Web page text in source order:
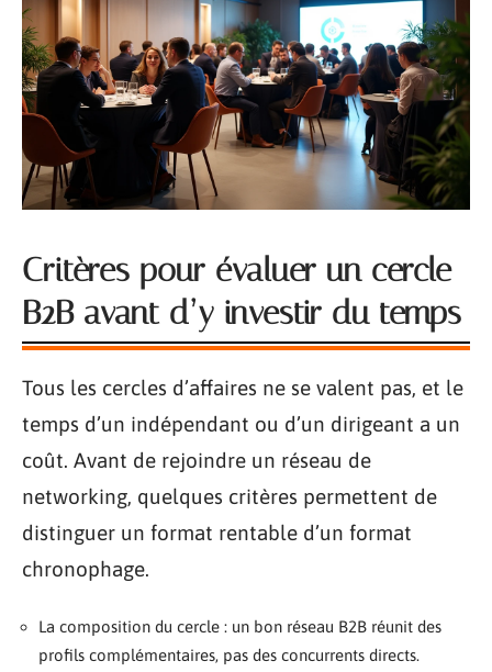
Critères pour évaluer un cercle
B2B avant d’y investir du temps
Tous les cercles d’affaires ne se valent pas, et le
temps d’un indépendant ou d’un dirigeant a un
coût. Avant de rejoindre un réseau de
networking, quelques critères permettent de
distinguer un format rentable d’un format
chronophage.
La composition du cercle : un bon réseau B2B réunit des
profils complémentaires, pas des concurrents directs.